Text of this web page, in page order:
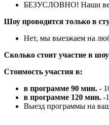
БЕЗУСЛОВНО! Наши
Шоу проводится только в
Нет, мы выезжаем на
Сколько стоит участие в
Стоимость участия в:
в программе 90 мин. -
в программе 120 мин. -
Выезд программы на